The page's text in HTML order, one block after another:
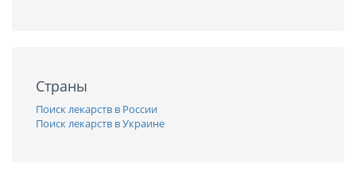
Страны
Поиск лекарств в России
Поиск лекарств в Украине